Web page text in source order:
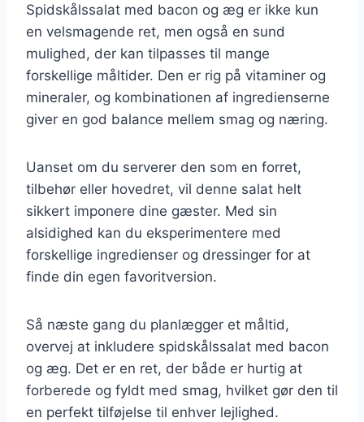
Spidskålssalat med bacon og æg er ikke kun
en velsmagende ret, men også en sund
mulighed, der kan tilpasses til mange
forskellige måltider. Den er rig på vitaminer og
mineraler, og kombinationen af ingredienserne
giver en god balance mellem smag og næring.
Uanset om du serverer den som en forret,
tilbehør eller hovedret, vil denne salat helt
sikkert imponere dine gæster. Med sin
alsidighed kan du eksperimentere med
forskellige ingredienser og dressinger for at
finde din egen favoritversion.
Så næste gang du planlægger et måltid,
overvej at inkludere spidskålssalat med bacon
og æg. Det er en ret, der både er hurtig at
forberede og fyldt med smag, hvilket gør den til
en perfekt tilføjelse til enhver lejlighed.